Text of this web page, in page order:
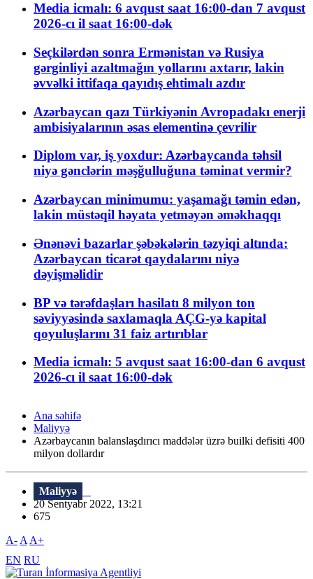
Media icmalı: 6 avqust saat 16:00-dan 7 avqust
2026-cı il saat 16:00-dək
Seçkilərdən sonra Ermənistan və Rusiya
gərginliyi azaltmağın yollarını axtarır, lakin
əvvəlki ittifaqa qayıdış ehtimalı azdır
Azərbaycan qazı Türkiyənin Avropadakı enerji
ambisiyalarının əsas elementinə çevrilir
Diplom var, iş yoxdur: Azərbaycanda təhsil
niyə gənclərin məşğulluğuna təminat vermir?
Azərbaycan minimumu: yaşamağı təmin edən,
lakin müstəqil həyata yetməyən əməkhaqqı
Ənənəvi bazarlar şəbəkələrin təzyiqi altında:
Azərbaycan ticarət qaydalarını niyə
dəyişməlidir
BP və tərəfdaşları hasilatı 8 milyon ton
səviyyəsində saxlamaqla AÇG-yə kapital
qoyuluşlarını 31 faiz artırıblar
Media icmalı: 5 avqust saat 16:00-dan 6 avqust
2026-cı il saat 16:00-dək
Ana səhifə
Maliyyə
Azərbaycanın balanslaşdırıcı maddələr üzrə builki defisiti 400
milyon dollardır
Maliyyə
20 Sentyabr 2022, 13:21
675
A- A A+
EN RU